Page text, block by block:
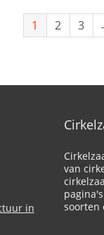
1 2 3
in
van
soorten